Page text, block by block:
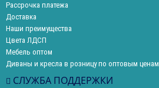
Рассрочка платежа
Доставка
Наши преимущества
Цвета ЛДСП
Мебель оптом
Диваны и кресла в розницу по оптовым ценам
СЛУЖБА ПОДДЕРЖКИ